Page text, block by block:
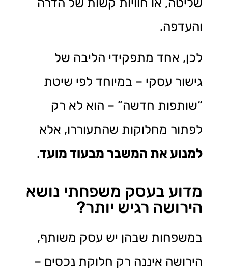
והעדפה.
לכן, אחד מתפקידי הליבה של
גישור עסקי – במיוחד לפי שיטת
“שותפות חדשה” – הוא לא רק
לפתור מחלוקות שהתעוררו, אלא
למנוע את המשבר מבעוד מועד.
מדוע בעסק משפחתי נושא
הירושה רגיש יותר?
במשפחות שבהן יש עסק משותף,
הירושה איננה רק חלוקת נכסים –